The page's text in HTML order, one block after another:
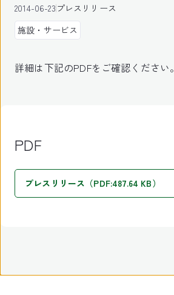
2014-06-23プレスリリース
施設・サービス
詳細は下記のPDFをご確認ください。
PDF
プレスリリース（PDF:487.64 KB）